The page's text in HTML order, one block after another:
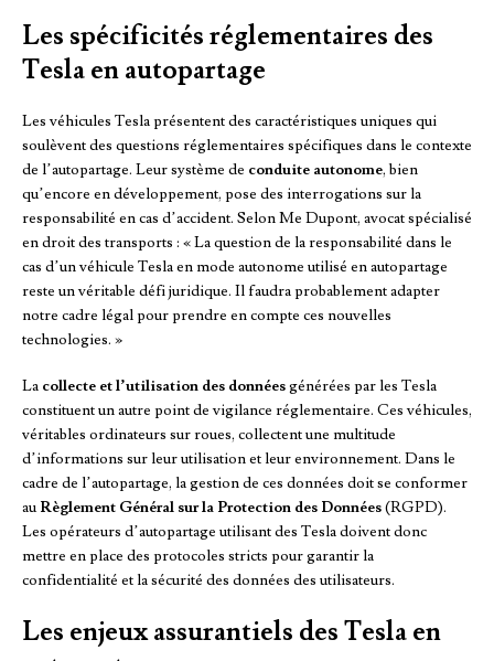
Les spécificités réglementaires des
Tesla en autopartage
Les véhicules Tesla présentent des caractéristiques uniques qui
soulèvent des questions réglementaires spécifiques dans le contexte
de l’autopartage. Leur système de conduite autonome, bien
qu’encore en développement, pose des interrogations sur la
responsabilité en cas d’accident. Selon Me Dupont, avocat spécialisé
en droit des transports : « La question de la responsabilité dans le
cas d’un véhicule Tesla en mode autonome utilisé en autopartage
reste un véritable défi juridique. Il faudra probablement adapter
notre cadre légal pour prendre en compte ces nouvelles
technologies. »
La collecte et l’utilisation des donnéesgénérées par les Tesla
constituent un autre point de vigilance réglementaire. Ces véhicules,
véritables ordinateurs sur roues, collectent une multitude
d’informations sur leur utilisation et leur environnement. Dans le
cadre de l’autopartage, la gestion de ces données doit se conformer
auRèglement Général sur la Protection des Données(RGPD).
Les opérateurs d’autopartage utilisant des Tesla doivent donc
mettre en place des protocoles stricts pour garantir la
confidentialité et la sécurité des données des utilisateurs.
Les enjeux assurantiels des Tesla en